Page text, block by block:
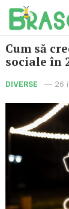
Cum să
sociale în
DIVERSE — 26